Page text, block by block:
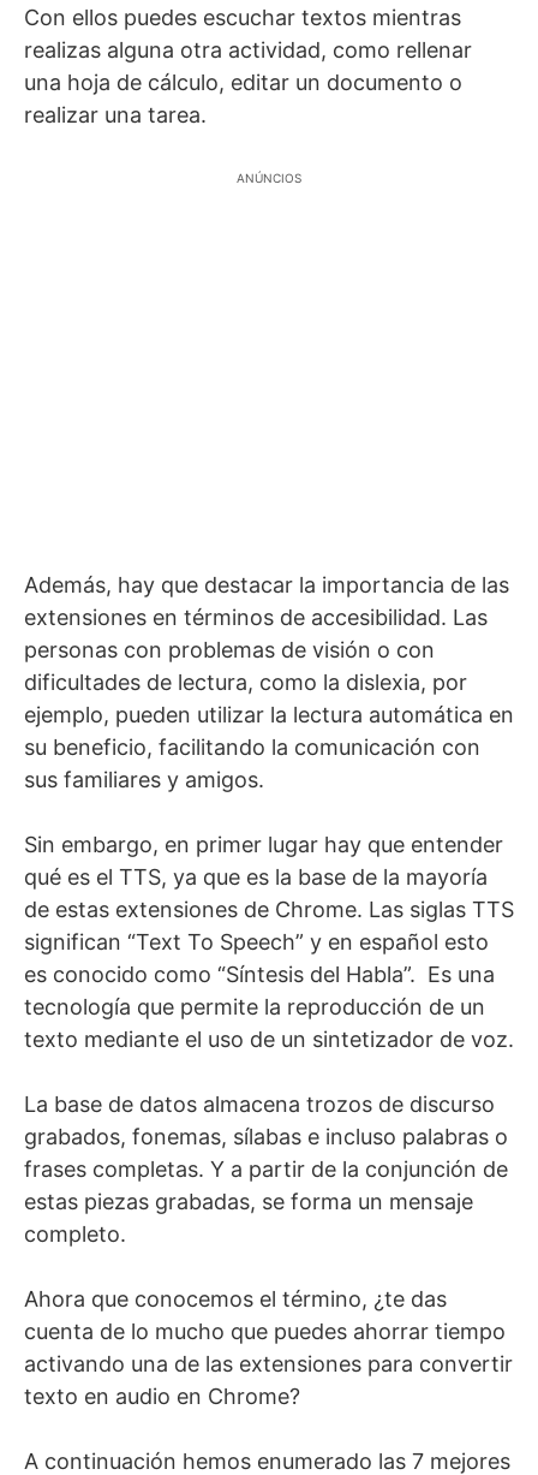
Con ellos puedes escuchar textos mientras
realizas alguna otra actividad, como rellenar
una hoja de cálculo, editar un documento o
realizar una tarea.
ANÚNCIOS
Además, hay que destacar la importancia de las
extensiones en términos de accesibilidad. Las
personas con problemas de visión o con
dificultades de lectura, como la dislexia, por
ejemplo, pueden utilizar la lectura automática en
su beneficio, facilitando la comunicación con
sus familiares y amigos.
Sin embargo, en primer lugar hay que entender
qué es el TTS, ya que es la base de la mayoría
de estas extensiones de Chrome. Las siglas TTS
significan “Text To Speech” y en español esto
es conocido como “Síntesis del Habla”. Es una
tecnología que permite la reproducción de un
texto mediante el uso de un sintetizador de voz.
La base de datos almacena trozos de discurso
grabados, fonemas, sílabas e incluso palabras o
frases completas. Y a partir de la conjunción de
estas piezas grabadas, se forma un mensaje
completo.
Ahora que conocemos el término, ¿te das
cuenta de lo mucho que puedes ahorrar tiempo
activando una de las extensiones para convertir
texto en audio en Chrome?
A continuación hemos enumerado las 7 mejores